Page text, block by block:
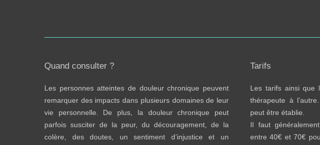
Quand consulter ?
Les personnes atteintes de douleur chronique peuvent
remarquer des impacts dans plusieurs domaines de leur
vie personnelle. De plus, la douleur chronique peut
parfois susciter de la peur, du découragement, de la
colère, des doutes, un sentiment d’injustice et un
Tarifs
Les tarifs ainsi que
thérapeute à
peut être établie.
Il faut
entre 40€ et 70€